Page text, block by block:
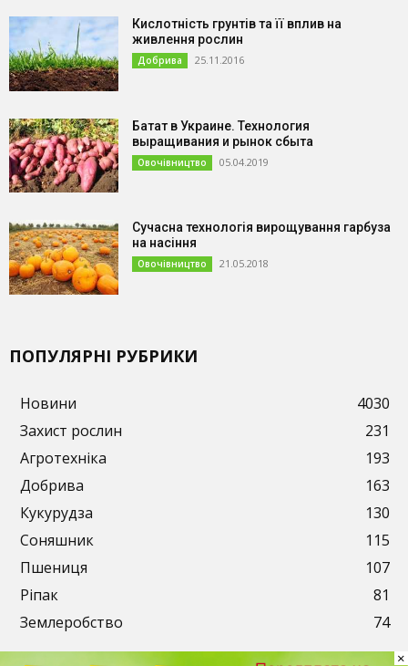
Кислотність грунтів та її вплив на
живлення рослин
Добрива 25.11.2016
Батат в Украине. Технология
выращивания и рынок сбыта
Овочівництво 05.04.2019
Сучасна технологія вирощування гарбуза
на насіння
Овочівництво 21.05.2018
ПОПУЛЯРНІ РУБРИКИ
Новини
4030
Захист рослин
231
Агротехніка
193
Добрива
163
Кукурудза
130
Соняшник
115
Пшениця
107
Ріпак
81
Землеробство
74
×